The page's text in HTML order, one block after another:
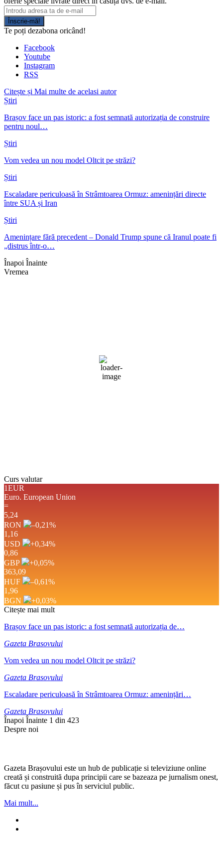
Înscrie-mă!
Te poți dezabona oricând!
Facebook
Youtube
Instagram
RSS
Citește și Mai multe de acelasi autor
Știri
Brașov face un pas istoric: a fost semnată autorizația de construire
pentru noul…
Știri
Vom vedea un nou model Oltcit pe străzi?
Știri
Escaladare periculoasă în Strâmtoarea Ormuz: amenințări directe
între SUA și Iran
Știri
Amenințare fără precedent – Donald Trump spune că Iranul poate fi
„distrus într-o…
Înapoi Înainte
Vremea
72 %
1014 mb
3 mph
Rafală vânturi:
Curs valutar
1EUR
Euro. European Union
=
5,24
RON
–0,21%
1,16
USD
+0,34%
0,86
GBP
+0,05%
363,09
HUF
–0,61%
1,96
BGN
+0,03%
Citește mai mult
Brașov face un pas istoric: a fost semnată autorizația de…
Gazeta Brasovului
Vom vedea un nou model Oltcit pe străzi?
Gazeta Brasovului
Escaladare periculoasă în Strâmtoarea Ormuz: amenințări…
Gazeta Brasovului
Înapoi Înainte 1 din 423
Despre noi
Gazeta Brașovului este un hub de publicație si televiziune online
creată și construită dupa principii care se bazeaza pe jurnalism onest,
făcut cu pasiune și pus în serviciul public.
Mai mult...